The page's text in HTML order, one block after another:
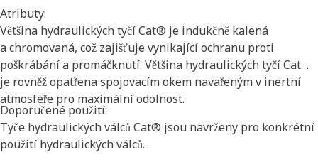
Atributy:
Většina hydraulických tyčí Cat® je indukčně kalená
a chromovaná, což zajišťuje vynikající ochranu proti
poškrábání a promáčknutí. Většina hydraulických tyčí Cat®
je rovněž opatřena spojovacím okem navařeným v inertní
atmosféře pro maximální odolnost.
Doporučené použití:
Tyče hydraulických válců Cat® jsou navrženy pro konkrétní
použití hydraulických válců.